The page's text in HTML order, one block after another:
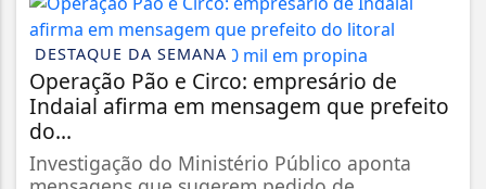
DESTAQUE DA SEMANA
Operação Pão e Circo: empresário de
Indaial afirma em mensagem que prefeito
do...
Investigação do Ministério Público aponta